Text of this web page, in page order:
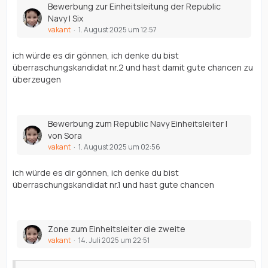
Bewerbung zur Einheitsleitung der Republic
Navy | Six
vakant 1. August 2025 um 12:57
ich würde es dir gönnen, ich denke du bist
überraschungskandidat nr.2 und hast damit gute chancen zu
überzeugen
Bewerbung zum Republic Navy Einheitsleiter |
von Sora
vakant 1. August 2025 um 02:56
ich würde es dir gönnen, ich denke du bist
überraschungskandidat nr.1 und hast gute chancen
Zone zum Einheitsleiter die zweite
vakant 14. Juli 2025 um 22:51